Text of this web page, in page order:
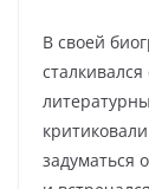
В своей
задуматься